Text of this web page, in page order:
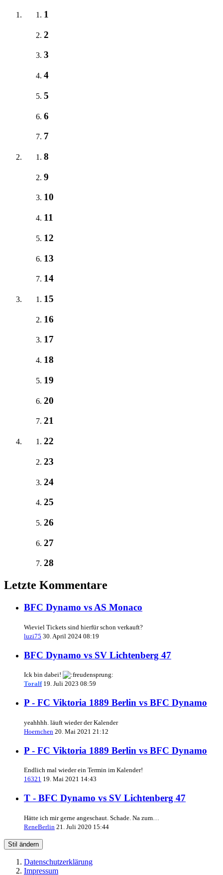
1
2
3
4
5
6
7
8
9
10
11
12
13
14
15
16
17
18
19
20
21
22
23
24
25
26
27
28
Letzte Kommentare
BFC Dynamo vs AS Monaco
Wieviel Tickets sind hierfür schon verkauft?
luzi75 30. April 2024 08:19
BFC Dynamo vs SV Lichtenberg 47
Ick bin dabei!
Toralf 19. Juli 2023 08:59
P - FC Viktoria 1889 Berlin vs BFC Dynamo
yeahhhh. läuft wieder der Kalender
Hoernchen 20. Mai 2021 21:12
P - FC Viktoria 1889 Berlin vs BFC Dynamo
Endlich mal wieder ein Termin im Kalender!
16321 19. Mai 2021 14:43
T - BFC Dynamo vs SV Lichtenberg 47
Hätte ich mir gerne angeschaut. Schade. Na zum…
ReneBerlin 21. Juli 2020 15:44
Stil ändern
Datenschutzerklärung
Impressum